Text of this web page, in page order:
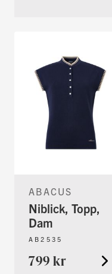
ABACUS
Niblick, Topp,
Dam
AB2535
799 kr